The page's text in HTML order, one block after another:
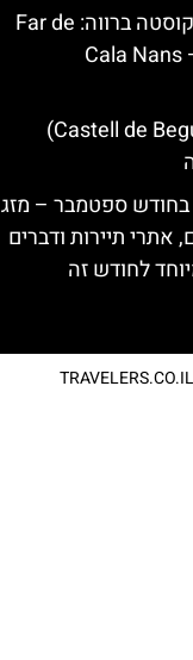
המגדלור של קוסטה ברווה: ‪‪Far de
Cala Nans
טירת בגור (Castell de Begur)
בחודש ספטמבר – מזג
אתרי תיירות ודברים
לחודש זה